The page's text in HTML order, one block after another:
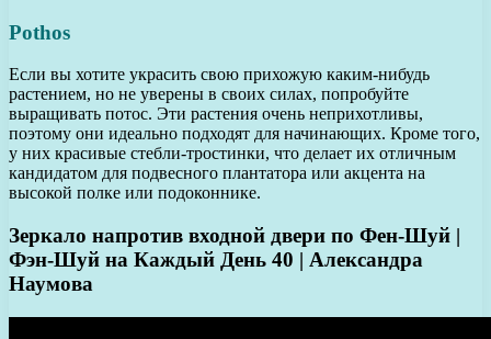
Pothos
Если вы хотите украсить свою прихожую каким-нибудь
растением, но не уверены в своих силах, попробуйте
выращивать потос. Эти растения очень неприхотливы,
поэтому они идеально подходят для начинающих. Кроме того,
у них красивые стебли-тростинки, что делает их отличным
кандидатом для подвесного плантатора или акцента на
высокой полке или подоконнике.
Зеркало напротив входной двери по Фен-Шуй |
Фэн-Шуй на Каждый День 40 | Александра
Наумова